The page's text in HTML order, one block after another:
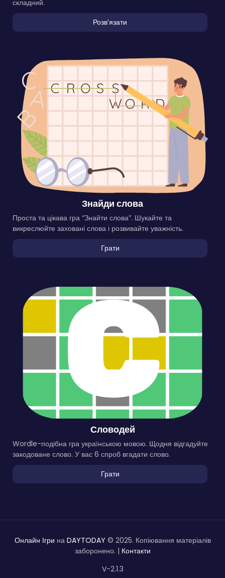
складний.
Розвʼязати
Знайди слова
Проста та цікава гра “Знайти слова”. Шукайте та
викреслюйте заховані слова і розвивайте уважність.
Грати
Словодей
Wordle-подібна гра українською мовою. Щодня відгадуйте
закодоване слово. У вас 6 спроб вгадати слово.
Грати
Онлайн Ігри на DAYTODAY © 2025. Копіювання матеріалів
заборонено. | Контакти
V-2.1.3